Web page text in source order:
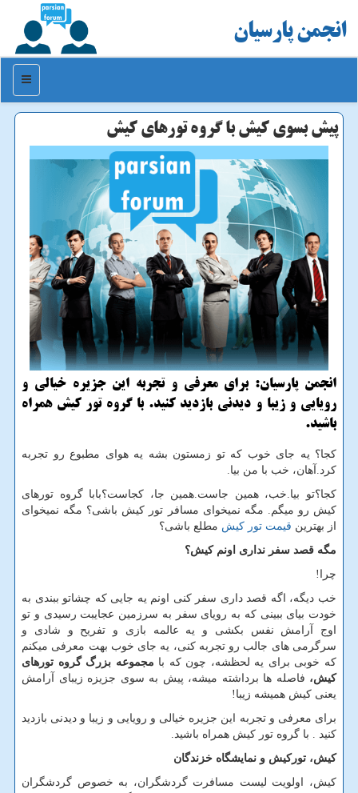
انجمن پارسیان
منو
پیش بسوی كیش با گروه تورهای كیش
انجمن پارسیان: برای معرفی و تجربه این جزیره خیالی و
رویایی و زیبا و دیدنی بازدید كنید. با گروه تور كیش همراه
باشید.
کجا؟ یه جای خوب که تو زمستون بشه یه هوای مطبوع رو تجربه
کرد.آهان، خب با من بیا.
کجا؟تو بیا.خب، همین جاست.همین جا، کجاست؟بابا گروه تورهای
کیش رو میگم. مگه نمیخوای مسافر تور کیش باشی؟ مگه نمیخوای
از بهترین قیمت تور کیش مطلع باشی؟
مگه قصد سفر نداری اونم کیش؟
چرا!
خب دیگه، اگه قصد داری سفر کنی اونم یه جایی که چشاتو ببندی به
خودت بیای ببینی که به رویای سفر به سرزمین عجایبت رسیدی و تو
اوج آرامش نفس بکشی و یه عالمه بازی و تفریح و شادی و
سرگرمی های جالب رو تجربه کنی، یه جای خوب بهت معرفی میکنم
که خوبی برای یه لحظشه، چون که با مجموعه بزرگ گروه تورهای
کیش، فاصله ها برداشته میشه، پیش به سوی جزیزه زیبای آرامش
یعنی کیش همیشه زیبا!
برای معرفی و تجربه این جزیره خیالی و رویایی و زیبا و دیدنی بازدید
کنید . با گروه تور کیش همراه باشید.
کیش، تورکیش و نمایشگاه خزندگان
کیش، اولویت لیست مسافرت گردشگران، به خصوص گردشگران